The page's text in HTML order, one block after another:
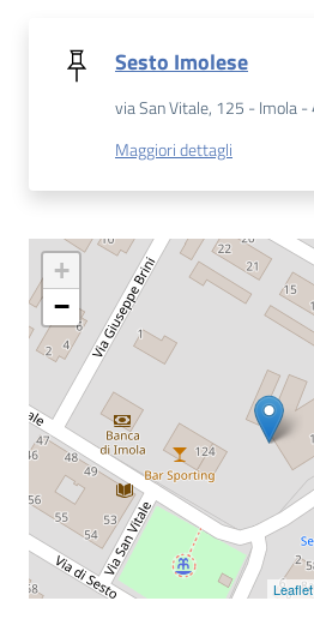
Seguici
Catalogo
on line
Eventi
Chiedi al
bibliotecario
Sesto Imolese
via San Vitale, 125 - Imola
Maggiori dettagli
+
−
Leaflet